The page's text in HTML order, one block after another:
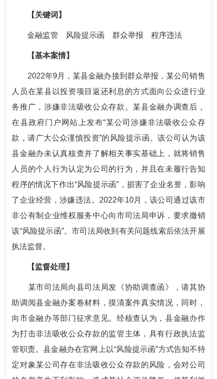
【关键词】
金融监管 风险提示函 群众举报 程序违法
【基本案情】
2022年9月，某县金融办接到群众举报，某公司销售
人员在某县以投资项目返还利息的方式面向公众进行业
务推广，涉嫌非法吸收公众存款。某县金融办调查后，
在县政府门户网站上发布“某公司涉嫌非法吸收公众存
款，请广大公众谨慎投资”的风险提示函。该公司认为该
县金融办未认真核查并了解相关事实基础上，就将销售
人员的个人行为认定为公司的行为，并且在未履行告知
程序的情况下作出“风险提示函”，损害了企业名誉，影响
了企业经营，涉嫌违法。2022年10月，该公司通过该市
非公有制企业维权服务中心向市司法局申诉，要求撤销
该“风险提示函”。市司法局收到有关问题线索后依法开展
执法监督。
【监督处理】
某市司法局向县司法局发《协助调查函》，请其协
助调阅县金融办案卷材料，摸清案件真实情况，同时，
向市金融办等部门征求意见。经核查认为，县金融办作
为打击非法吸收公众存款的监管主体，具有行政执法监
管职责。县金融办在官网上以“风险提示函”方式告知不特
定对象某公司存在非法吸收公众存款的风险，会对公司